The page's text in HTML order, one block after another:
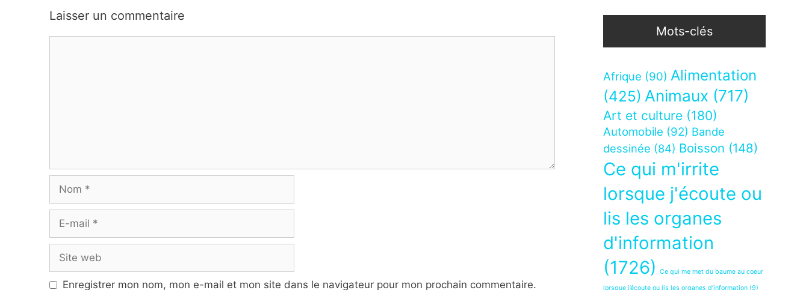
Laisser un commentaire
mail
web
Enregistrer mon nom, mon e-mail et mon site dans le navigateur pour mon prochain commentaire.
Mots-clés
Afrique (90) Alimentation
(425) Animaux (717)
Art et culture (180)
Automobile (92) Bande
dessinée (84) Boisson (148)
Ce qui m'irrite
lorsque j'écoute ou
lis les organes
d'information
(1726)
Ce qui me met du baume au coeur
lorsque j’écoute ou lis les organes d’information (9)